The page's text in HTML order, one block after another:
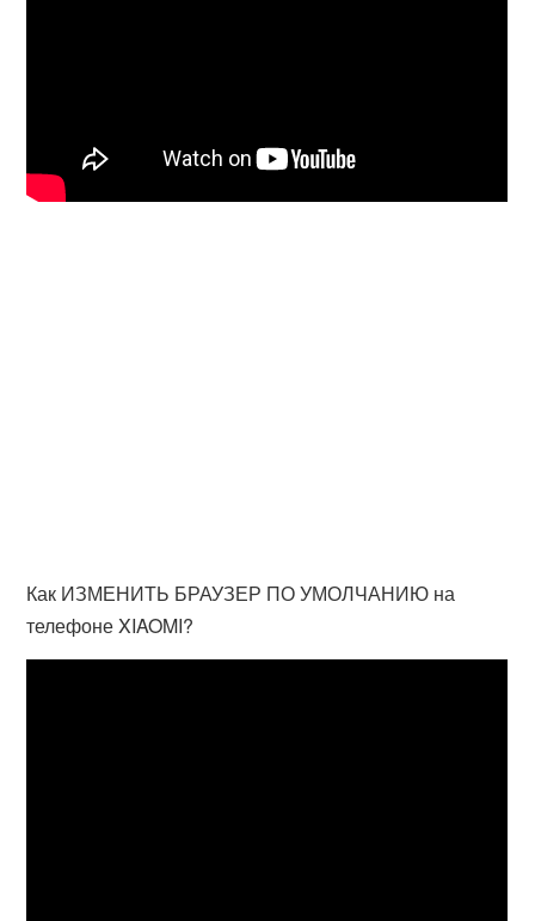
Как ИЗМЕНИТЬ БРАУЗЕР ПО УМОЛЧАНИЮ на
телефоне XIAOMI?